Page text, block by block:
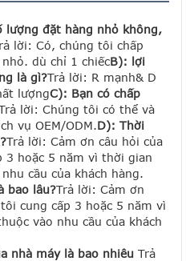
lượng đặt hàng nhỏ không,
lời: Có, chúng tôi chấp
dù chỉ 1 chiếcB): lợi
là gì?Trả lời: R mạnh& D
lượngC): Bạn có chấp
lời: Chúng tôi có thể và
vụ OEM/ODM.D): Thời
Trả lời: Cảm ơn câu hỏi của
3 hoặc 5 năm vì thời gian
cầu của khách hàng.
bao lâu?Trả lời: Cảm ơn
cung cấp 3 hoặc 5 năm vì
vào nhu cầu của khách
nhà máy là bao nhiêu Trả